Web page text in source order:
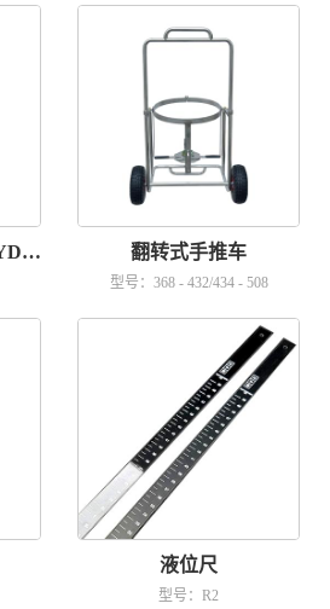
航空运输型液氮容器YDH-47-127 翻转式手推车
型号：368 - 432/434 - 508
液位尺
型号：R2